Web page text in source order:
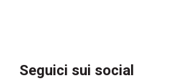
Seguici sui social